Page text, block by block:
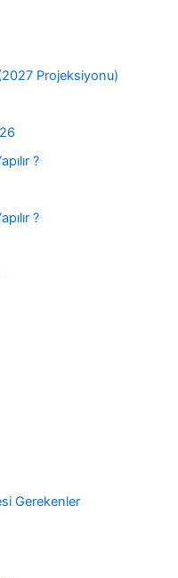
Projeksiyonu)
?
?
Gerekenler